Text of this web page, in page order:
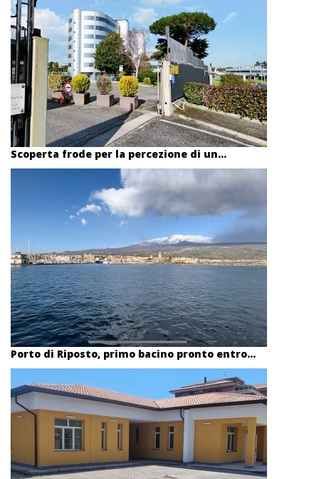
Scoperta frode per la percezione di un...
Porto di Riposto, primo bacino pronto entro...